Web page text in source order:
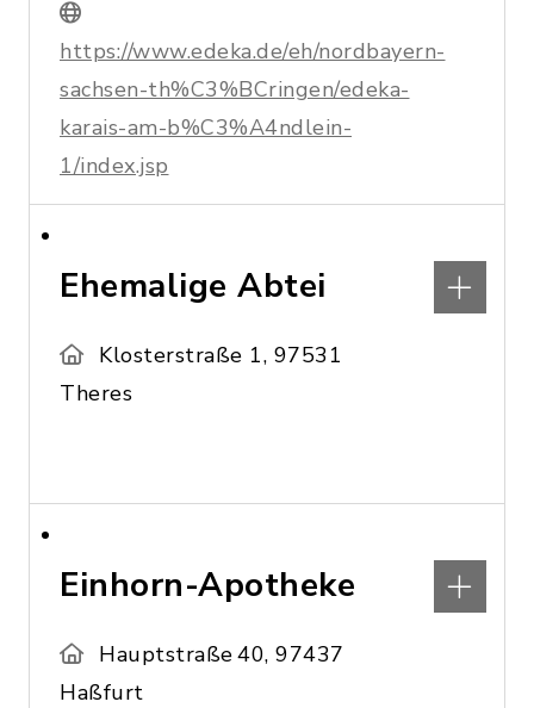
https://www.edeka.de/eh/nordbayern-
sachsen-th%C3%BCringen/edeka-
karais-am-b%C3%A4ndlein-
1/index.jsp
Ehemalige Abtei
Klosterstraße 1, 97531
Theres
Einhorn-Apotheke
Hauptstraße 40, 97437
Haßfurt